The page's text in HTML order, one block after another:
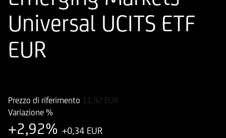
Universal UCITS ETF
EUR
Prezzo di riferimento 11,92 EUR
Variazione %
+2,92% +0,34 EUR